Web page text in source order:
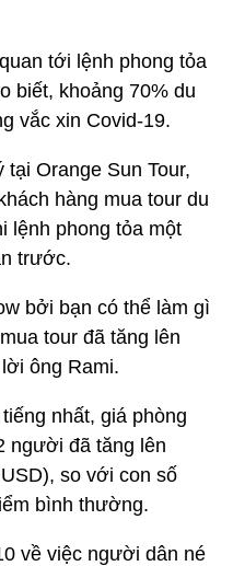
tới lệnh phong tỏa
biết, khoảng 70% du
vắc xin Covid-19.
Orange Sun Tour,
hàng mua tour du
lệnh phong tỏa một
trước.
bởi bạn có thể làm gì
tour đã tăng lên
ông Rami.
nhất, giá phòng
người đã tăng lên
so với con số
bình thường.
về việc người dân né